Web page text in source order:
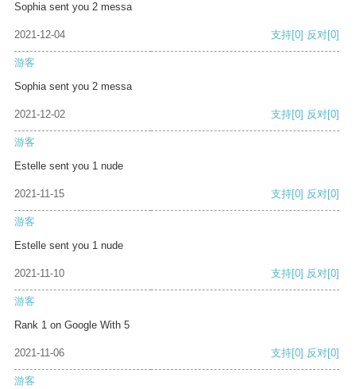
Sophia sent you 2 messa
2021-12-04 支持[0] 反对[0]
游客
Sophia sent you 2 messa
2021-12-02 支持[0] 反对[0]
游客
Estelle sent you 1 nude
2021-11-15 支持[0] 反对[0]
游客
Estelle sent you 1 nude
2021-11-10 支持[0] 反对[0]
游客
Rank 1 on Google With 5
2021-11-06 支持[0] 反对[0]
游客